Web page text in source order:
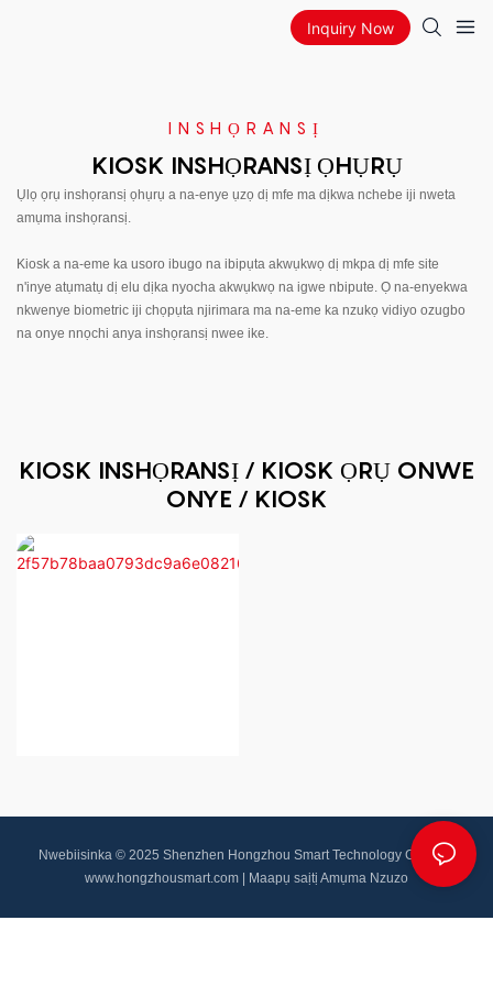
Inquiry Now
INSHỌRANSỊ
KIOSK INSHỌRANSỊ ỌHỤRỤ
Ụlọ ọrụ inshọransị ọhụrụ a na-enye ụzọ dị mfe ma dịkwa nchebe iji nweta
amụma inshọransị.
Kiosk a na-eme ka usoro ibugo na ibipụta akwụkwọ dị mkpa dị mfe site
n'inye atụmatụ dị elu dịka nyocha akwụkwọ na igwe nbipute. Ọ na-enyekwa
nkwenye biometric iji chọpụta njirimara ma na-eme ka nzukọ vidiyo ozugbo
na onye nnọchi anya inshọransị nwee ike.
KIOSK INSHỌRANSỊ / KIOSK ỌRỤ ONWE
ONYE / KIOSK
Nwebiisinka © 2025 Shenzhen Hongzhou Smart Technology Co.,Ltd |
www.hongzhousmart.com | Maapụ saịtị Amụma Nzuzo